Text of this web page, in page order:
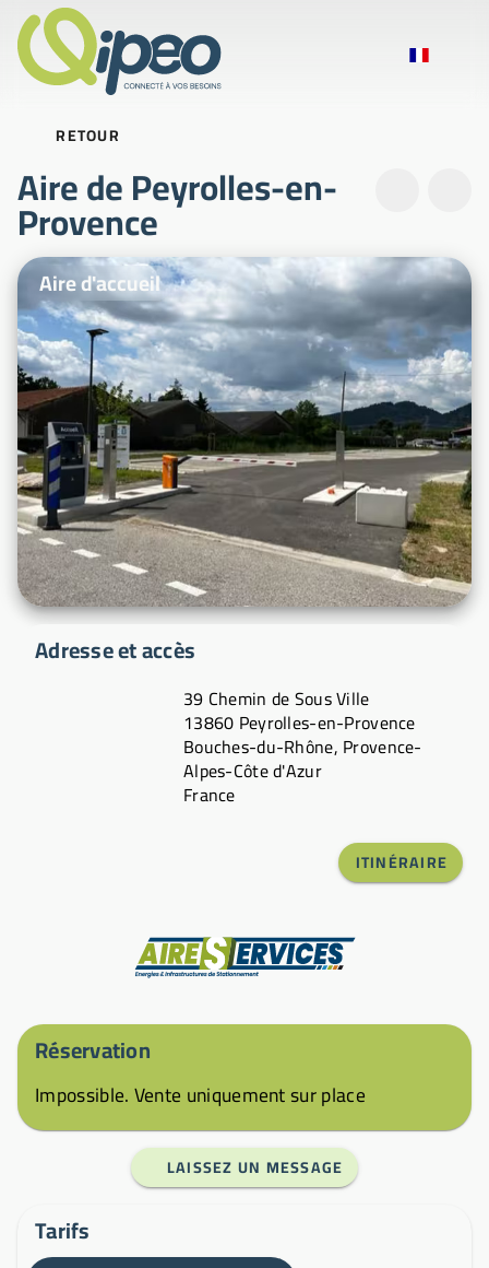
RETOUR
Aire de Peyrolles-en-
Provence
Photos d'illustration
Aire d'accueil
Adresse et accès
39 Chemin de Sous Ville
13860 Peyrolles-en-Provence
Bouches-du-Rhône, Provence-
Alpes-Côte d'Azur
France
ITINÉRAIRE
Réservation
Impossible. Vente uniquement sur place
LAISSEZ UN MESSAGE
Tarifs